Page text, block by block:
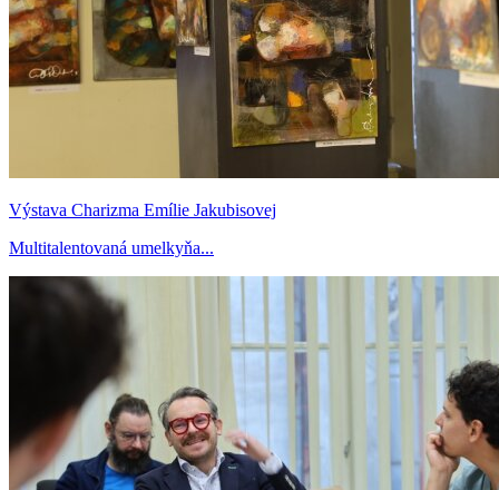
Výstava Charizma Emílie Jakubisovej
Multitalentovaná umelkyňa...